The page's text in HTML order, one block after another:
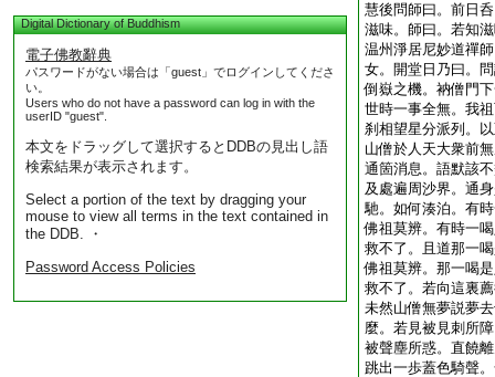
Digital Dictionary of Buddhism
電子佛教辭典
パスワードがない場合は「guest」でログインしてくださ
い。
Users who do not have a password can log in with the
userID "guest".
本文をドラッグして選択するとDDBの見出し語
検索結果が表示されます。
Select a portion of the text by dragging your
mouse to view all terms in the text contained in
the DDB. ・
Password Access Policies
慧後問師曰。前日
滋味。師曰。若知
温州淨居尼妙道禪
女。開堂日乃曰。
倒嶽之機。衲僧門
世時一事全無。我
刹相望星分派列。
山僧於人天大衆前
通箇消息。語默該
及處遍周沙界。通
馳。如何湊泊。有
佛祖莫辨。有時一
救不了。且道那一
佛祖莫辨。那一喝
救不了。若向這裏
未然山僧無夢説夢
麼。若見被見刺所
被聲塵所惑。直饒
跳出一歩蓋色騎聲